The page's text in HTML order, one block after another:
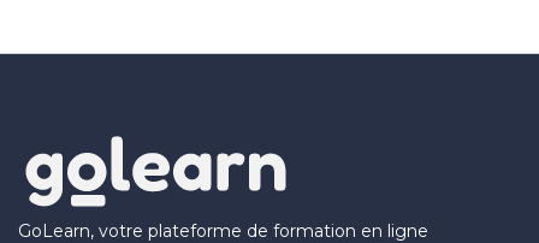
GoLearn, votre plateforme de formation en ligne